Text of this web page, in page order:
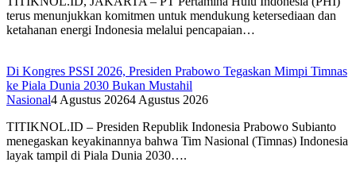
terus menunjukkan komitmen untuk mendukung ketersediaan dan
ketahanan energi Indonesia melalui pencapaian…
Di Kongres PSSI 2026, Presiden Prabowo Tegaskan Mimpi Timnas
ke Piala Dunia 2030 Bukan Mustahil
Nasional4 Agustus 20264 Agustus 2026
TITIKNOL.ID – Presiden Republik Indonesia Prabowo Subianto
menegaskan keyakinannya bahwa Tim Nasional (Timnas) Indonesia
layak tampil di Piala Dunia 2030….